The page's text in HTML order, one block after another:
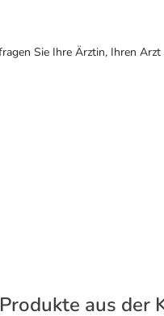
Sie Ihre Ärztin, Ihren
Produkte aus der